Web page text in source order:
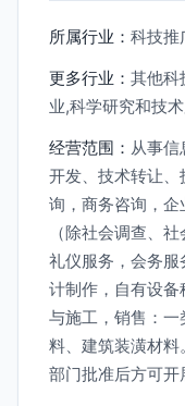
所属行业： 科技推
更多行业： 其他科
业,科学研究和技
经营范围： 从事信
开发、技术转让
询，商务咨询，
（除社会调查、
礼仪服务，会务
计制作，自有设
与施工，销售：
料、建筑装潢材
部门批准后方可开